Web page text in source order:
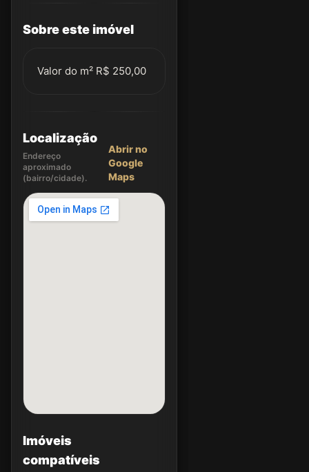
Sobre este imóvel
Valor do m² R$ 250,00
Localização
Endereço
aproximado
(bairro/cidade).
Abrir no
Google
Maps
Imóveis
compatíveis